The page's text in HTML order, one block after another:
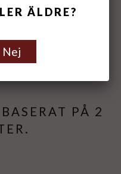
PÅ 2
ÄLDRE?
Nej